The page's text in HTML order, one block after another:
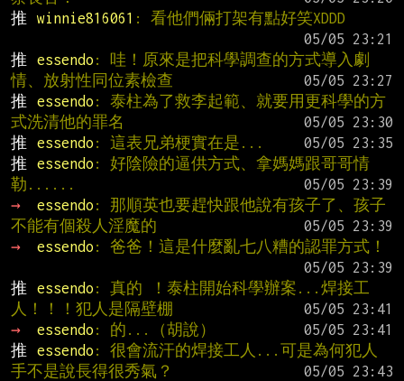
推
winnie816061 : 看他們倆打架有點好笑XDDD
推
essendo : 哇！原來是把科學調查的方式導入劇
情、放射性同位素檢查
推
essendo : 泰柱為了救李起範、就要用更科學的方
式洗清他的罪名
推
essendo : 這表兄弟梗實在是...
推
essendo : 好陰險的逼供方式、拿媽媽跟哥哥情
勒......
→
essendo : 那順英也要趕快跟他說有孩子了、孩子
不能有個殺人淫魔的
→
essendo : 爸爸！這是什麼亂七八糟的認罪方式！
推
essendo : 真的 ！泰柱開始科學辦案...焊接工
人！！！犯人是隔壁棚
→
essendo : 的...（胡說）
推
essendo : 很會流汗的焊接工人...可是為何犯人
手不是說長得很秀氣？